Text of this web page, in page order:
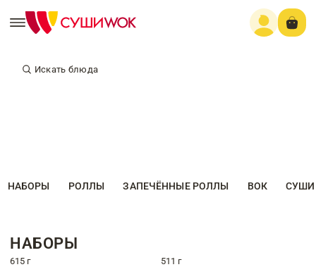
Искать блюда
НАБОРЫ РОЛЛЫ ЗАПЕЧЁННЫЕ РОЛЛЫ ВОК СУШИ
НАБОРЫ
615 г 511 г